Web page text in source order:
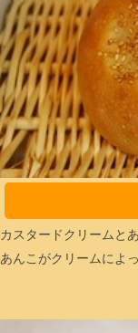
カスタードクリームと
あんこがクリームによ